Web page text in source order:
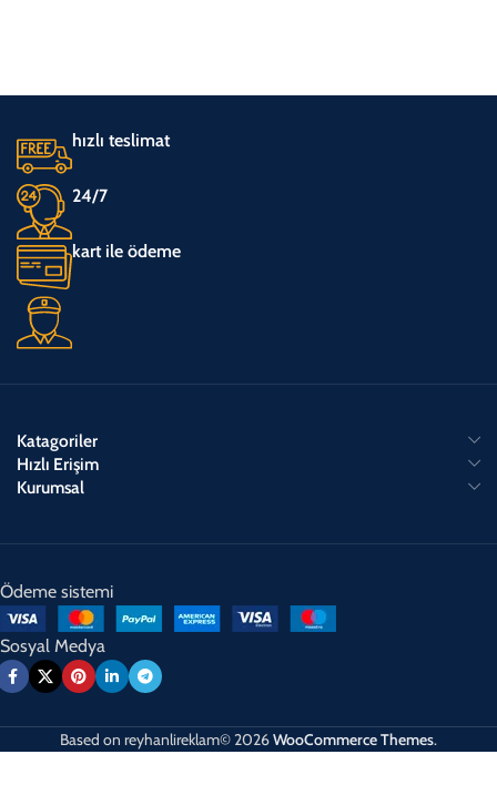
hızlı teslimat
24/7
kart ile ödeme
Katagoriler
Hızlı Erişim
Kurumsal
Ödeme sistemi
Sosyal Medya
Based on reyhanlireklam© 2026WooCommerce Themes.